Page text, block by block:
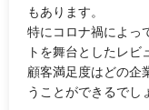
もあります。
特にコロナ禍によっ
トを舞台としたレビ
顧客満足度はどの企
うことができるでし